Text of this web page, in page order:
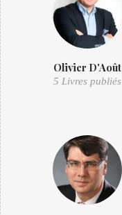
Olivier D'Août
5 Livres publiés